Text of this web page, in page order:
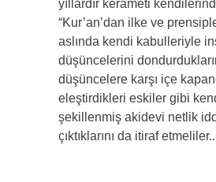
yıllardır kerameti
“Kur’an’dan ilke ve
aslında kendi kabulleriyle
düşüncelerini
düşüncelere karşı içe
eleştirdikleri eskiler gibi
şekillenmiş akidevi netlik
çıktıklarını da itiraf etmeliler..